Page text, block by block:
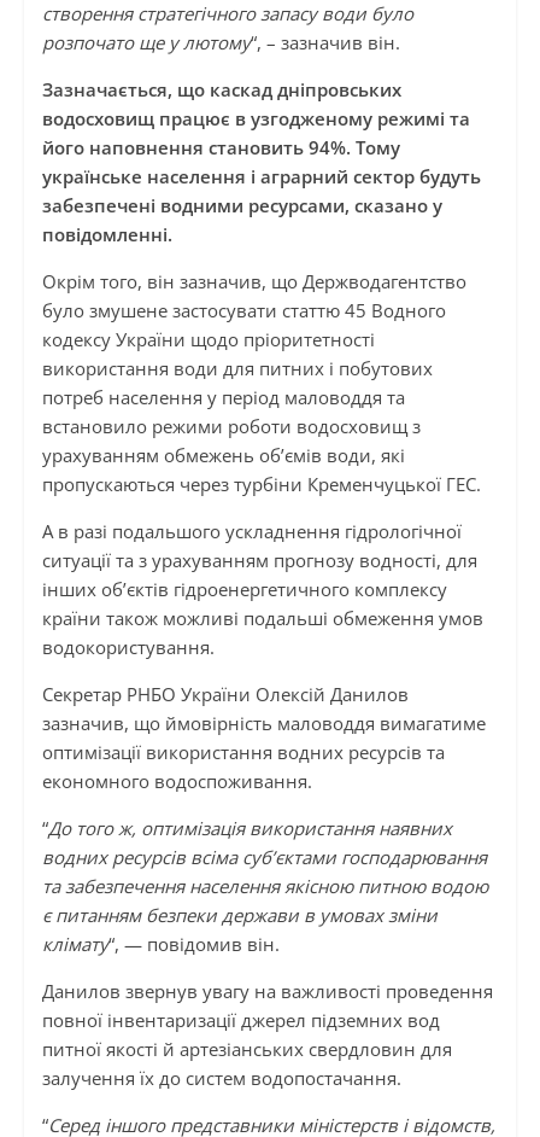
створення стратегічного запасу води було
розпочато ще у лютому“, – зазначив він.
Зазначається, що каскад дніпровських
водосховищ працює в узгодженому режимі та
його наповнення становить 94%. Тому
українське населення і аграрний сектор будуть
забезпечені водними ресурсами, сказано у
повідомленні.
Окрім того, він зазначив, що Держводагентство
було змушене застосувати статтю 45 Водного
кодексу України щодо пріоритетності
використання води для питних і побутових
потреб населення у період маловоддя та
встановило режими роботи водосховищ з
урахуванням обмежень об’ємів води, які
пропускаються через турбіни Кременчуцької ГЕС.
А в разі подальшого ускладнення гідрологічної
ситуації та з урахуванням прогнозу водності, для
інших об’єктів гідроенергетичного комплексу
країни також можливі подальші обмеження умов
водокористування.
Секретар РНБО України Олексій Данилов
зазначив, що ймовірність маловоддя вимагатиме
оптимізації використання водних ресурсів та
економного водоспоживання.
“До того ж, оптимізація використання наявних
водних ресурсів всіма суб’єктами господарювання
та забезпечення населення якісною питною водою
є питанням безпеки держави в умовах зміни
клімату“, — повідомив він.
Данилов звернув увагу на важливості проведення
повної інвентаризації джерел підземних вод
питної якості й артезіанських свердловин для
залучення їх до систем водопостачання.
“Серед іншого представники міністерств і відомств,